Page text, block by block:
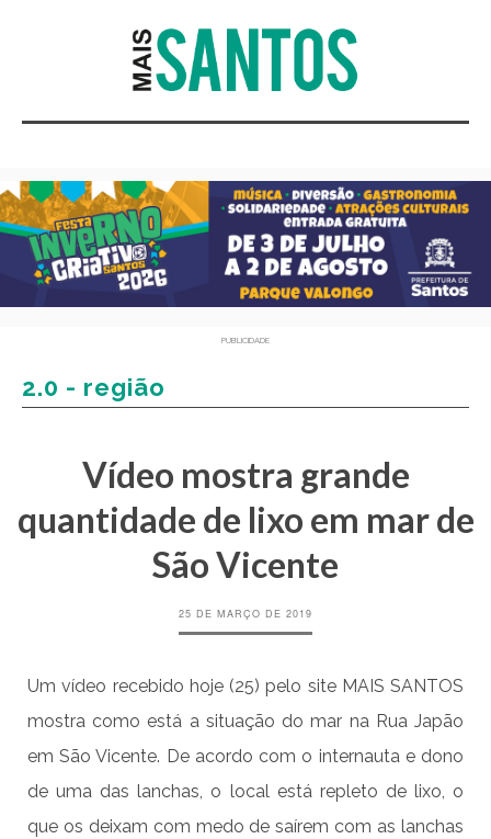
PUBLICIDADE
2.0 - região
Vídeo mostra grande
quantidade de lixo em mar de
São Vicente
25 DE MARÇO DE 2019
Um vídeo recebido hoje (25) pelo site MAIS SANTOS
mostra como está a situação do mar na Rua Japão
em São Vicente. De acordo com o internauta e dono
de uma das lanchas, o local está repleto de lixo, o
que os deixam com medo de saírem com as lanchas